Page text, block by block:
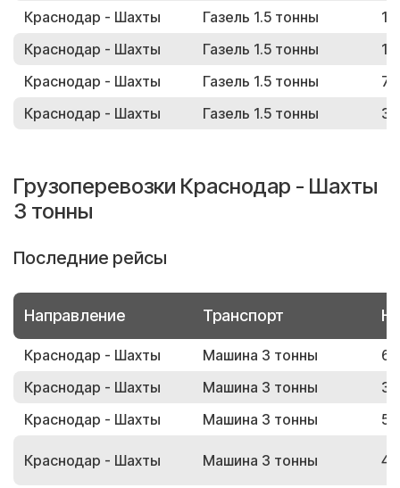
Краснодар - Шахты Газель 1.5 тонны
Краснодар - Шахты
Газель 1.5 тонны
Краснодар - Шахты
Газель 1.5 тонны
Краснодар - Шахты
Газель 1.5 тонны
Грузоперевозки Краснодар - Шахты
3 тонны
Последние рейсы
Направление Транспорт
Краснодар - Шахты Машина 3 тонны
Краснодар - Шахты
Машина 3 тонны
Краснодар - Шахты
Машина 3 тонны
Краснодар - Шахты Машина 3 тонны